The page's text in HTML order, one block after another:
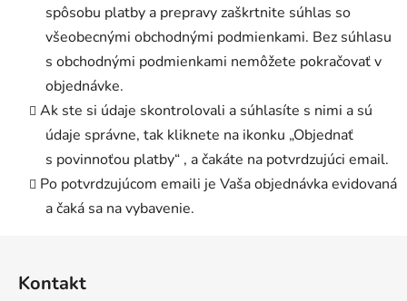
spôsobu platby a prepravy zaškrtnite súhlas so
všeobecnými obchodnými podmienkami. Bez súhlasu
s obchodnými podmienkami nemôžete pokračovať v
objednávke.
Ak ste si údaje skontrolovali a súhlasíte s nimi a sú
údaje správne, tak kliknete na ikonku „Objednať
s povinnoťou platby“ , a čakáte na potvrdzujúci email.
Po potvrdzujúcom emaili je Vaša objednávka evidovaná
a čaká sa na vybavenie.
Kontakt